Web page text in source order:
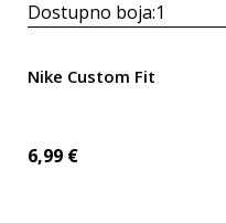
Dostupno boja:1
Nike Custom Fit
6,99 €